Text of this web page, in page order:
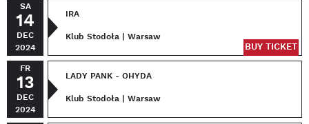
SA
14
DEC
2024
IRA
Klub Stodoła | Warsaw
BUY TICKET
FR
13
DEC
2024
LADY PANK - OHYDA
Klub Stodoła | Warsaw